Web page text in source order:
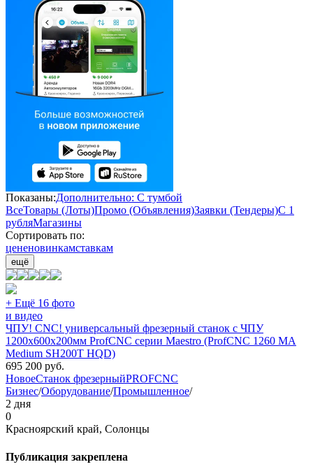
Показаны:Дополнительно: С тумбой
ВсеТовары (Лоты)Промо (Объявления)Заявки (Тендеры)С 1
рубляМагазины
Сортировать по:
цененовинкамставкам
ещё
+ Ещё 16 фото
и видео
ЧПУ! CNC! универсальный фрезерный станок с ЧПУ
1200х600х200мм ProfCNC серии Maestro (ProfCNC 1260 MA
Medium SH200T HQD)
695 200 руб.
НовоеСтанок фрезерныйPROFCNC
Бизнес/Оборудование/Промышленное/
2 дня
0
Красноярский край, Солонцы
Публикация закреплена